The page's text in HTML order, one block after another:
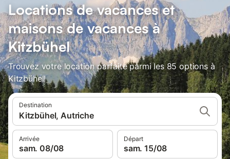
Locations de vacances et
maisons de vacances à
Kitzbühel
Trouvez votre location parfaite parmi les 85 options à
Kitzbühel!
Destination
Kitzbühel, Autriche
Arrivée
sam. 08/08
Départ
sam. 15/08